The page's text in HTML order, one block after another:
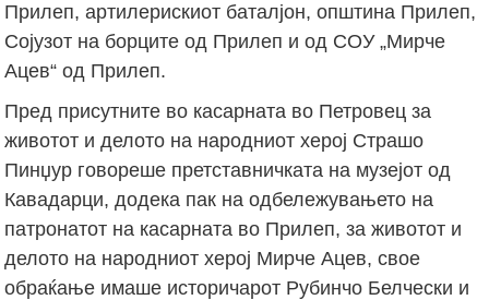
Прилеп, артилерискиот баталјон, општина Прилеп,
Сојузот на борците од Прилеп и од СОУ „Мирче
Ацев“ од Прилеп.
Пред присутните во касарната во Петровец за
животот и делото на народниот херој Страшо
Пинџур говореше претставничката на музејот од
Кавадарци, додека пак на одбележувањето на
патронатот на касарната во Прилеп, за животот и
делото на народниот херој Мирче Ацев, свое
обраќање имаше историчарот Рубинчо Белчески и